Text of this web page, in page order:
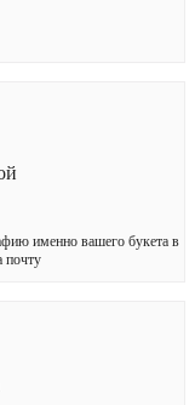
именно вашего букета в
почту